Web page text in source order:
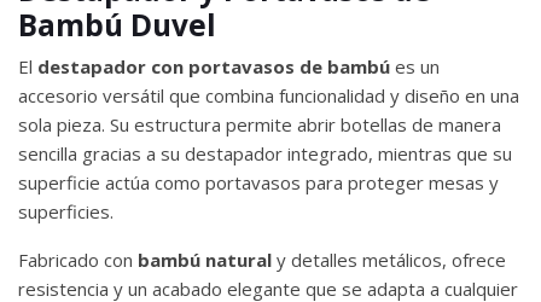
Bambú Duvel
El destapador con portavasos de bambú es un
accesorio versátil que combina funcionalidad y diseño en una
sola pieza. Su estructura permite abrir botellas de manera
sencilla gracias a su destapador integrado, mientras que su
superficie actúa como portavasos para proteger mesas y
superficies.
Fabricado con bambú natural y detalles metálicos, ofrece
resistencia y un acabado elegante que se adapta a cualquier